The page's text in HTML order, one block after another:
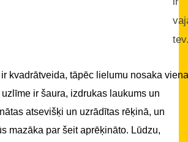
kvadrātveida, tāpēc lielumu nosaka
ir šaura, izdrukas laukums un
atsevišķi un uzrādītas rēķinā, un
mazāka par šeit aprēķināto. Lūdzu,